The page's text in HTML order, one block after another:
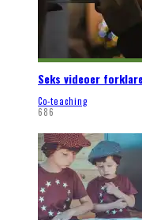
Seks videoer
Co-teaching
686